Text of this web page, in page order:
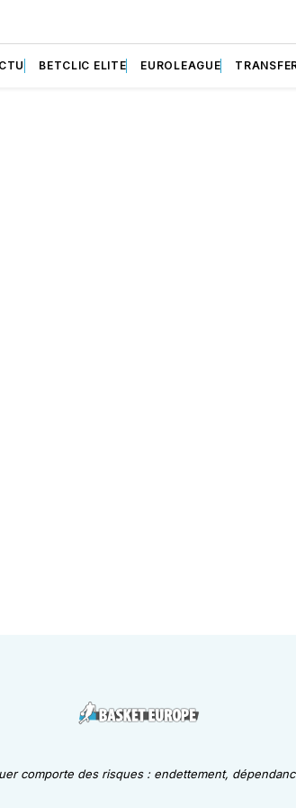
BETCLIC ELITE EUROLEAGUE
comporte des risques : endettement,